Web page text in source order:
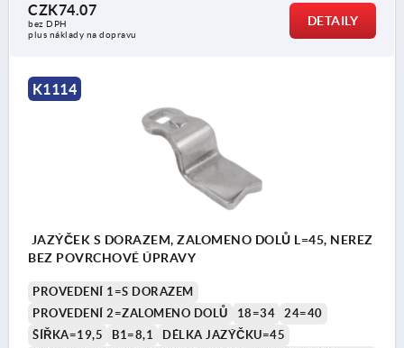
CZK74.07
bez DPH
plus náklady na dopravu
DETAILY
K1114
JAZÝČEK S DORAZEM, ZALOMENO DOLŮ L=45, NEREZ
BEZ POVRCHOVÉ ÚPRAVY
PROVEDENÍ 1=S DORAZEM
PROVEDENÍ 2=ZALOMENO DOLŮ
18=34
24=40
ŠÍŘKA=19,5
B1=8,1
DÉLKA JAZÝČKU=45